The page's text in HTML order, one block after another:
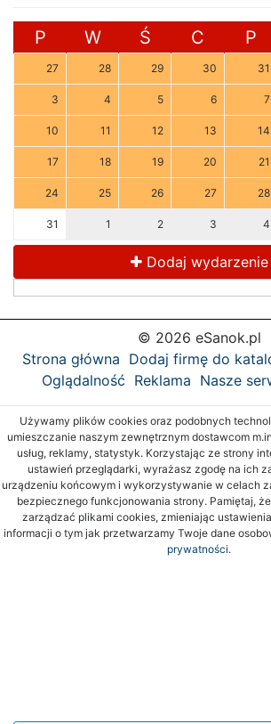
P W Ś C P
27 28 29 30 31
3 4 5 6 7
10 11 12 13 14
17 18 19 20 21
24 25 26 27 28
31 1 2 3 4
Dodaj wydarzenie
© 2026 eSanok.pl
Strona główna Dodaj firmę do
Oglądalność Reklama Nasze
Używamy plików cookies oraz podobnych
umieszczanie naszym zewnętrznym dostawcom
usług, reklamy, statystyk. Korzystając ze strony
ustawień przeglądarki, wyrażasz zgodę na ich
urządzeniu końcowym i wykorzystywanie w celach
bezpiecznego funkcjonowania strony. Pamiętaj,
zarządzać plikami cookies, zmieniając
informacji o tym jak przetwarzamy Twoje dane
prywatności.